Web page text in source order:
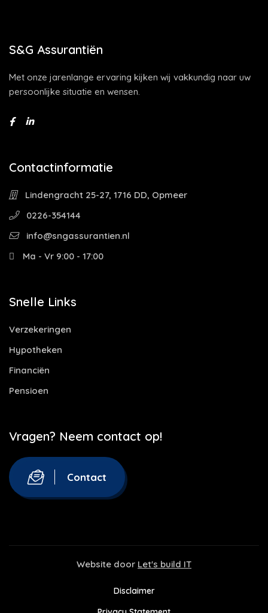
S&G Assurantiën
Met onze jarenlange ervaring kijken wij vakkundig naar uw
persoonlijke situatie en wensen.
Contactinformatie
Lindengracht 25-27, 1716 DD, Opmeer
0226-354144
info@sngassurantien.nl
Ma - Vr 9:00 - 17:00
Snelle Links
Verzekeringen
Hypotheken
Financiën
Pensioen
Vragen? Neem contact op!
Contact
Website door Let's build IT
Disclaimer